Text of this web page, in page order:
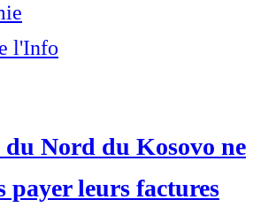
l'Info
du Nord du Kosovo ne
payer leurs factures